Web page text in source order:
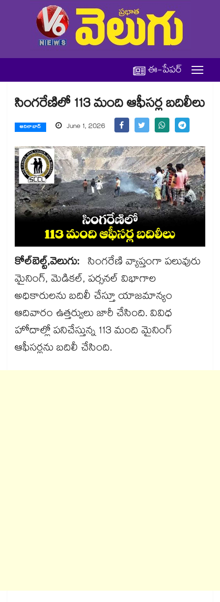
ఈ-పేపర్
సింగరేణిలో 113 మంది ఆఫీసర్ల బదిలీలు
ఆదిలాబాద్ June 1, 2026
కోల్​బెల్ట్​,వెలుగు: సింగరేణి వ్యాప్తంగా పలువురు
మైనింగ్‌‌, మెడికల్‌‌, పర్సనల్‌‌ విభాగాల
అధికారులను బదిలీ చేస్తూ యాజమాన్యం
ఆదివారం ఉత్తర్వులు జారీ చేసింది. వివిధ
హోదాల్లో పనిచేస్తున్న 113 మంది మైనింగ్‌‌
ఆఫీసర్లను బదిలీ చేసింది.